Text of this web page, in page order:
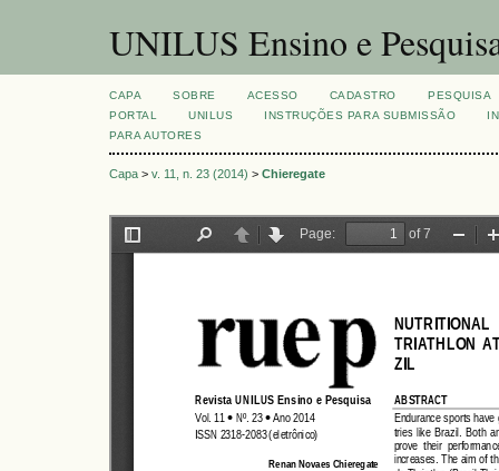
UNILUS Ensino e
CAPA SOBRE ACESSO CADASTRO
PESQUISA
PORTAL
UNILUS INSTRUÇÕES PARA SUBMISSÃO
PARA AUTORES
Capa > v. 11, n. 23 (2014) > Chieregate